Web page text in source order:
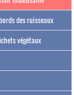
des ruisseaux
végétaux